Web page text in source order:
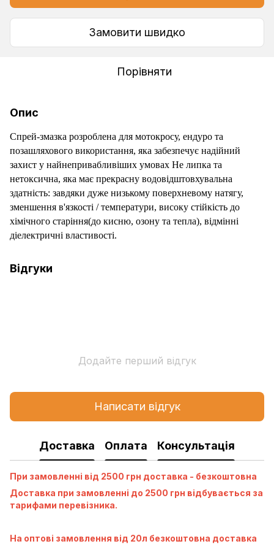
Замовити швидко
Порівняти
Опис
Спрей-змазка розроблена для мотокросу, ендуро та
позашляхового використання, яка забезпечує надійний
захист у найнепривабливіших умовах Не липка та
нетоксична, яка має прекрасну водовідштовхувальна
здатність: завдяки дуже низькому поверхневому натягу,
зменшення в'язкості / температури, високу стійкість до
хімічного старіння(до кисню, озону та тепла), відмінні
діелектричні властивості.
Відгуки
Додайте перший відгук
Написати відгук
Доставка Оплата Консультація
При замовленні від 2500 грн доставка - безкоштовна
Доставка при замовленні до 2500 грн відбувається за
тарифами перевізника.
На оптові замовлення від 20л безкоштовна доставка